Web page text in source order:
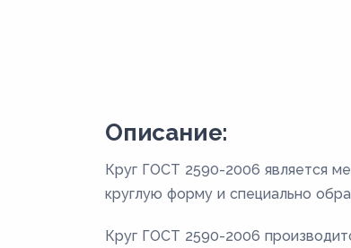
Описание:
Круг ГОСТ 2590-2006 является
круглую форму и специально
Круг ГОСТ 2590-2006